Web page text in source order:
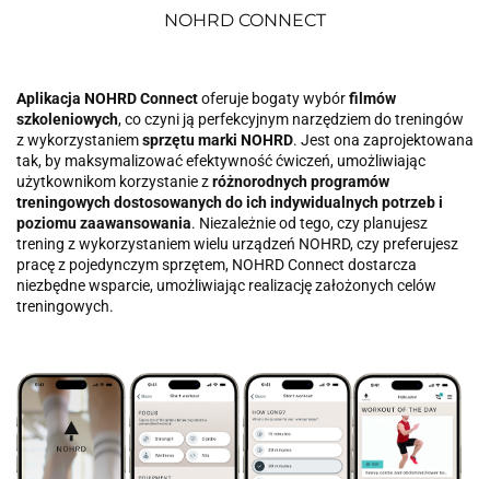
NOHRD CONNECT
Aplikacja NOHRD Connectoferuje bogaty wybórfilmów
szkoleniowych, co czyni ją perfekcyjnym narzędziem do treningów
z wykorzystaniemsprzętu marki NOHRD. Jest ona zaprojektowana
tak, by maksymalizować efektywność ćwiczeń, umożliwiając
użytkownikom korzystanie zróżnorodnych programów
treningowych dostosowanych do ich indywidualnych potrzeb i
poziomu zaawansowania. Niezależnie od tego, czy planujesz
trening z wykorzystaniem wielu urządzeń NOHRD, czy preferujesz
pracę z pojedynczym sprzętem, NOHRD Connect dostarcza
niezbędne wsparcie, umożliwiając realizację założonych celów
treningowych.